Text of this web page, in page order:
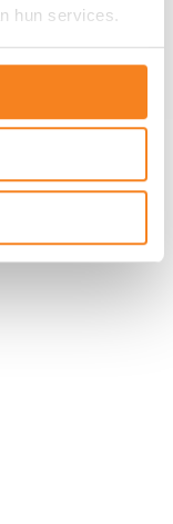
hun services.